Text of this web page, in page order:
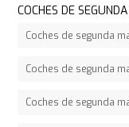
COCHES DE
Coches de segunda
Coches de segunda
Coches de segunda